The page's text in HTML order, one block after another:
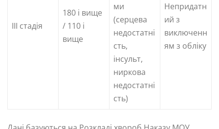
III стадія
180 і вище
/ 110 і
вище
ми
(серцева
недостатні
сть,
інсульт,
ниркова
недостатні
сть)
Непридатн
ий з
виключенн
ям з обліку